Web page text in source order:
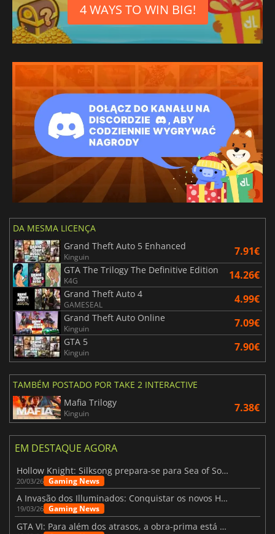
4 WAYS TO WIN BIG!
DA MESMA LICENÇA
Grand Theft Auto 5 Enhanced
Kinguin 7.91€
GTA The Trilogy The Definitive Edition
K4G 14.26€
Grand Theft Auto 4
GAMESEAL 4.99€
Grand Theft Auto Online
Kinguin 7.09€
GTA 5
Kinguin 7.90€
TAMBÉM POSTADO POR TAKE 2 INTERACTIVE
Mafia Trilogy
Kinguin 7.38€
EM DESTAQUE AGORA
Hollow Knight: Silksong prepara-se para Sea of Sorrow com um patch
20/03/26 Gaming News
A Invasão dos Illuminados: Conquistar os novos Helldivers 2 Atualização!
19/03/26 Gaming News
GTA VI: Para além dos atrasos, a obra-prima está quase a chegar